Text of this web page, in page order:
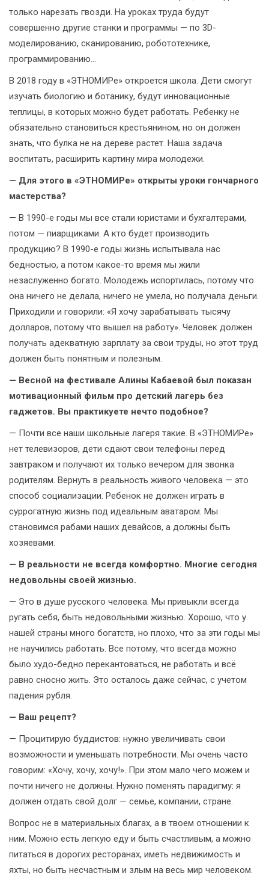
только нарезать гвозди. На уроках труда будут
совершенно другие станки и программы — по 3D-
моделированию, сканированию, робототехнике,
программированию...
В 2018 году в «ЭТНОМИРе» откроется школа. Дети смогут
изучать биологию и ботанику, будут инновационные
теплицы, в которых можно будет работать. Ребенку не
обязательно становиться крестьянином, но он должен
знать, что булка не на дереве растет. Наша задача
воспитать, расширить картину мира молодежи.
— Для этого в «ЭТНОМИРе» открыты уроки гончарного
мастерства?
— В 1990-е годы мы все стали юристами и бухгалтерами,
потом — пиарщиками. А кто будет производить
продукцию? В 1990-е годы жизнь испытывала нас
бедностью, а потом какое-то время мы жили
незаслуженно богато. Молодежь испортилась, потому что
она ничего не делала, ничего не умела, но получала деньги.
Приходили и говорили: «Я хочу зарабатывать тысячу
долларов, потому что вышел на работу». Человек должен
получать адекватную зарплату за свои труды, но этот труд
должен быть понятным и полезным.
— Весной на фестивале Алины Кабаевой был показан
мотивационный фильм про детский лагерь без
гаджетов. Вы практикуете нечто подобное?
— Почти все наши школьные лагеря такие. В «ЭТНОМИРе»
нет телевизоров, дети сдают свои телефоны перед
завтраком и получают их только вечером для звонка
родителям. Вернуть в реальность живого человека — это
способ социализации. Ребенок не должен играть в
суррогатную жизнь под идеальным аватаром. Мы
становимся рабами наших девайсов, а должны быть
хозяевами.
— В реальности не всегда комфортно. Многие сегодня
недовольны своей жизнью.
— Это в душе русского человека. Мы привыкли всегда
ругать себя, быть недовольными жизнью. Хорошо, что у
нашей страны много богатств, но плохо, что за эти годы мы
не научились работать. Все потому, что всегда можно
было худо-бедно перекантоваться, не работать и всё
равно сносно жить. Это осталось даже сейчас, с учетом
падения рубля.
— Ваш рецепт?
— Процитирую буддистов: нужно увеличивать свои
возможности и уменьшать потребности. Мы очень часто
говорим: «Хочу, хочу, хочу!». При этом мало чего можем и
почти ничего не должны. Нужно поменять парадигму: я
должен отдать свой долг — семье, компании, стране.
Вопрос не в материальных благах, а в твоем отношении к
ним. Можно есть легкую еду и быть счастливым, а можно
питаться в дорогих ресторанах, иметь недвижимость и
яхты, но быть несчастным и злым на весь мир человеком.